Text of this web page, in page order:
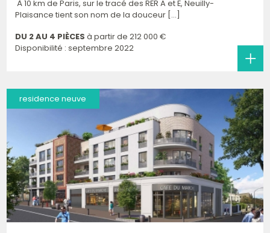
À 10 km de Paris, sur le tracé des RER A et E, Neuilly-
Plaisance tient son nom de la douceur [...]
DU 2 AU 4 PIÈCES à partir de 212 000 €
Disponibilité : septembre 2022
residence neuve